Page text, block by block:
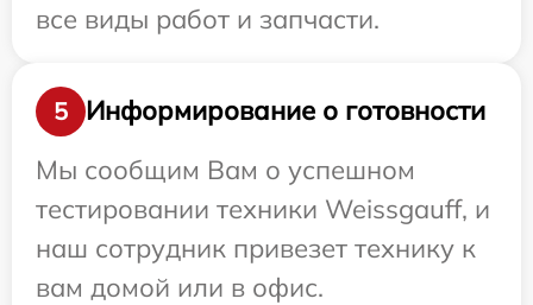
все виды работ и запчасти.
5
Информирование о готовности
Мы сообщим Вам о успешном
тестировании техники Weissgauff, и
наш сотрудник привезет технику к
вам домой или в офис.